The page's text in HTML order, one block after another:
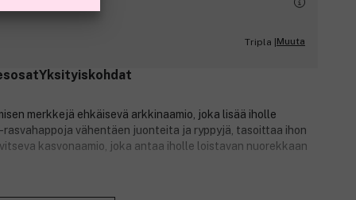
Tripla |Muuta
Yksityiskohdat
merkkejä ehkäisevä arkkinaamio, joka lisää iholle
vähentäen juonteita ja ryppyjä, tasoittaa ihon
kasvonaamio, joka antaa iholle loistavan nuorekkaan